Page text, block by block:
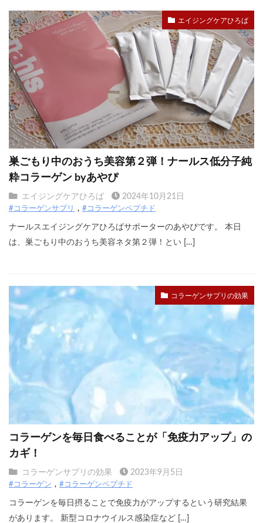
エイジングケアひろば
巣ごもり中のおうち美容第２弾！ナールス低分子純
粋コラーゲン byあやぴ
エイジングケアひろば 2024年10月21日
#コラーゲンサプリ #コラーゲンペプチド
ナールスエイジングケアひろばサポーターのあやぴです。 本日
は、巣ごもり中のおうち美容ネタ第２弾！とい […]
コラーゲンサプリの効果
コラーゲンを毎日食べることが「免疫力アップ」の
カギ！
コラーゲンサプリの効果 2023年9月5日
#コラーゲン #コラーゲンペプチド
コラーゲンを毎日摂ることで免疫力がアップするという研究結果
があります。 新型コロナウイルス感染症など […]